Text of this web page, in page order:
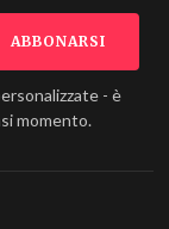
- è
momento.